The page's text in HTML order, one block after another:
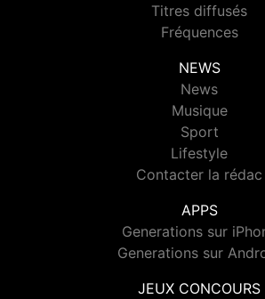
Titres diffusés
Fréquences
NEWS
News
Musique
Sport
Lifestyle
Contacter la rédac
APPS
Generations sur
Generations sur
JEUX CONCOURS